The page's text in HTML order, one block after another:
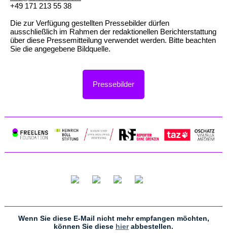
+49 171 213 55 38
Die zur Verfügung gestellten Pressebilder dürfen
ausschließlich im Rahmen der redaktionellen Berichterstattung
über diese Pressemitteilung verwendet werden. Bitte beachten
Sie die angegebene Bildquelle.
Pressebilder
Wenn Sie diese E-Mail nicht mehr empfangen möchten,
können Sie diese hierabbestellen.